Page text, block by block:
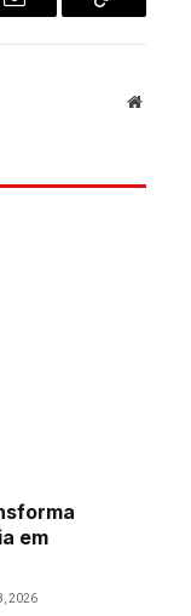
Email
Copy
Website
em
2026